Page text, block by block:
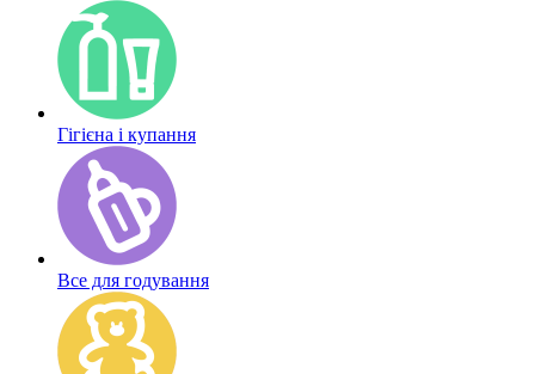
Гігієна і купання
Все для годування